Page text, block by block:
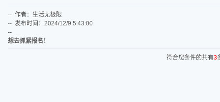
-- 作者：生活无极限
-- 发布时间：2024/12/9 5:43:00
--
想去抓紧报名！
符合您条件的共有3